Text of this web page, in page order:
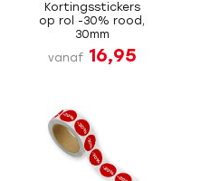
Kortingsstickers
op rol -30% rood,
30mm
vanaf 16,95